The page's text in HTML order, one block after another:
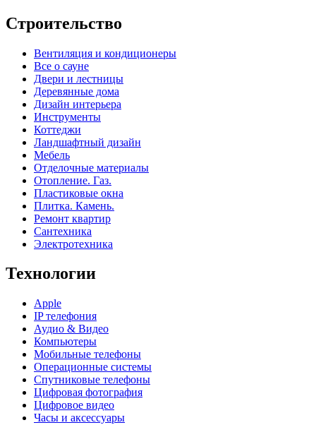
Строительство
Вентиляция и кондиционеры
Все о сауне
Двери и лестницы
Деревянные дома
Дизайн интерьера
Инструменты
Коттеджи
Ландшафтный дизайн
Мебель
Отделочные материалы
Отопление. Газ.
Пластиковые окна
Плитка. Камень.
Ремонт квартир
Сантехника
Электротехника
Технологии
Apple
IP телефония
Аудио & Видео
Компьютеры
Мобильные телефоны
Операционные системы
Спутниковые телефоны
Цифровая фотография
Цифровое видео
Часы и аксессуары